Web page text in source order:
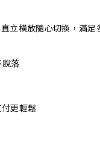
立橫放隨心切換，滿足
脫落
更輕鬆